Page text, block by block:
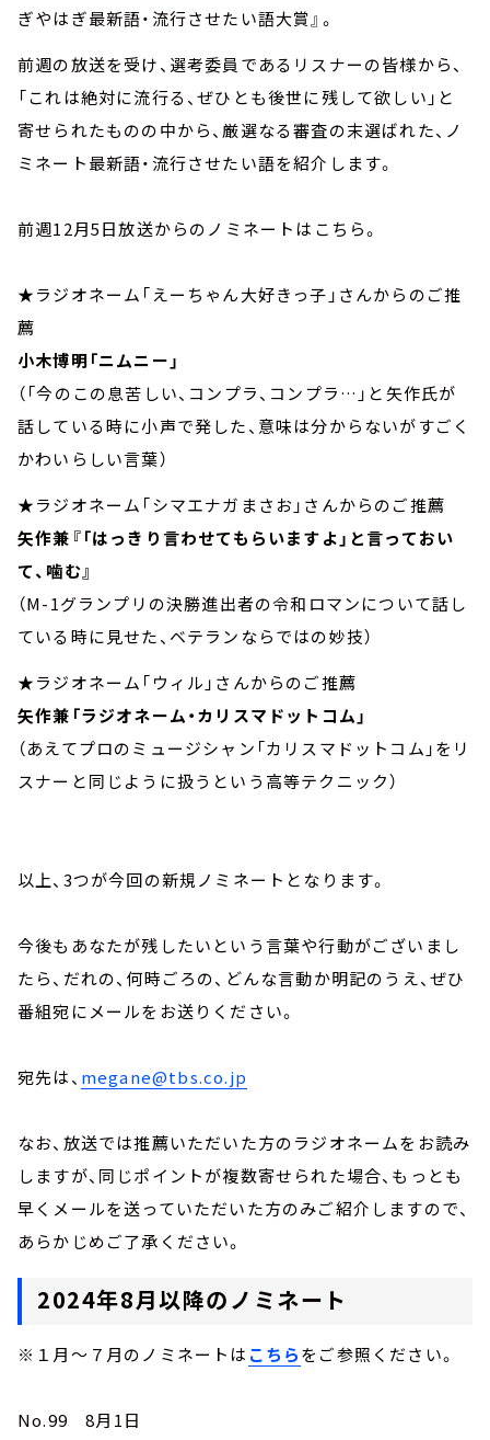
ぎやはぎ最新語・流行させたい語大賞』。
前週の放送を受け、選考委員であるリスナーの皆様から、
「これは絶対に流行る、ぜひとも後世に残して欲しい」と
寄せられたものの中から、厳選なる審査の末選ばれた、ノ
ミネート最新語・流行させたい語を紹介します。
前週12月5日放送からのノミネートはこちら。
★ラジオネーム「えーちゃん大好きっ子」さんからのご推
薦
小木博明「ニムニー」
（「今のこの息苦しい、コンプラ、コンプラ…」と矢作氏が
話している時に小声で発した、意味は分からないがすごく
かわいらしい言葉）
★ラジオネーム「シマエナガまさお」さんからのご推薦
矢作兼『「はっきり言わせてもらいますよ」と言っておい
て、噛む』
（M-1グランプリの決勝進出者の令和ロマンについて話し
ている時に見せた、ベテランならではの妙技）
★ラジオネーム「ウィル」さんからのご推薦
矢作兼「ラジオネーム・カリスマドットコム」
（あえてプロのミュージシャン「カリスマドットコム」をリ
スナーと同じように扱うという高等テクニック）
以上、3つが今回の新規ノミネートとなります。
今後もあなたが残したいという言葉や行動がございまし
たら、だれの、何時ごろの、どんな言動か明記のうえ、ぜひ
番組宛にメールをお送りください。
宛先は、 megane@tbs.co.jp
なお、放送では推薦いただいた方のラジオネームをお読み
しますが、同じポイントが複数寄せられた場合、もっとも
早くメールを送っていただいた方のみご紹介しますので、
あらかじめご了承ください。
2024年8月以降のノミネート
※１月～７月のノミネートは こちらをご参照ください。
No.99 8月1日